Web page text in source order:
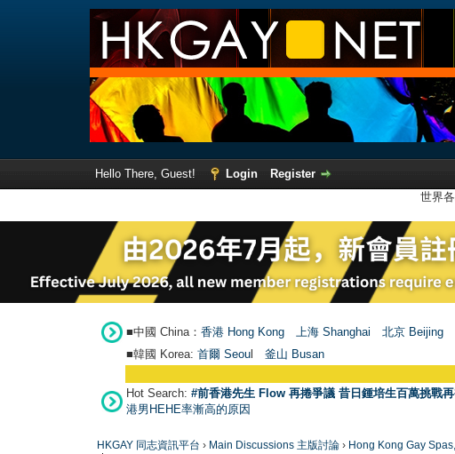
Hello There, Guest! Login
Register
世界
■中國 China： 香港 Hong Kong 上海 Shanghai 北京 Beijing
■韓國 Korea: 首爾 Seou 釜山 Busan
Hot Search: #前香港先生 Flow 再捲爭議 昔日鍾培生百萬挑戰
港男HEHE率漸高的原因
HKGAY 同志資訊平台 › Main Discussions 主版討論 › Hong Kong Gay